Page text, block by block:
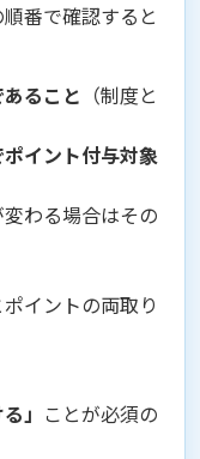
番で確認すると
ること （制度と
イント付与対象
変わる場合はその
ポイントの両取り
」 ことが必須の